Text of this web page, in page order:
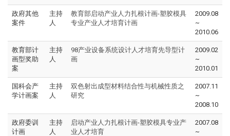
政府其他
案件
主持
人
教育部启动产业人力扎根计画-塑胶模具
专业产业人才培育计画
2009.08
~
2010.06
教育部计
画型奖助
案
主持
人
98产业设备系统设计人才培育先导型计
画
2009.02
~
2010.01
国科会产
学计画案
主持
人
双色射出成型材料结合性与机械性质之
研究
2007.11
~
2008.10
政府委训
计画
主持
人
启动产业人力扎根计画-塑胶模具专业产
业人才培育
2007.08
~